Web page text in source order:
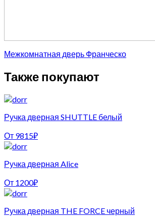
Межкомнатная дверь Франческо
Также покупают
Ручка дверная SHUTTLE белый
От 9815₽
Ручка дверная Alice
От 1200₽
Ручка дверная THE FORCE черный